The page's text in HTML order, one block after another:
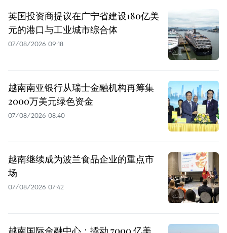
英国投资商提议在广宁省建设180亿美
元的港口与工业城市综合体
07/08/2026 09:18
越南南亚银行从瑞士金融机构再筹集
2000万美元绿色资金
07/08/2026 08:40
越南继续成为波兰食品企业的重点市
场
07/08/2026 07:42
越南国际金融中心：撬动 7000 亿美